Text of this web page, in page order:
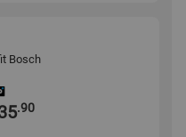
Bosch
.90